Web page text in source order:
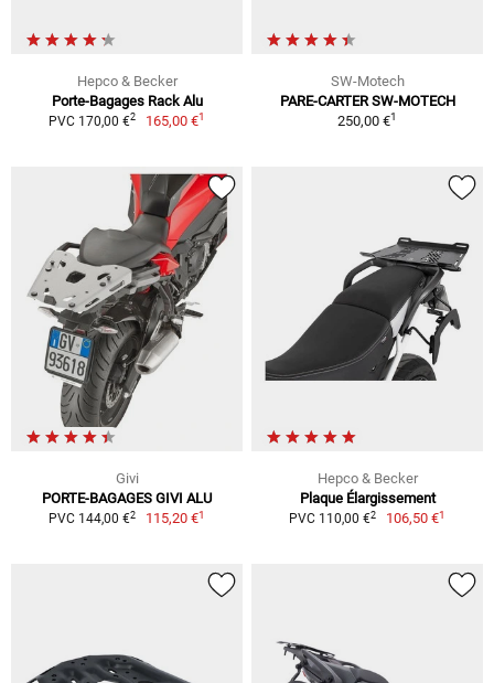
Hepco & Becker
Porte-Bagages Rack Alu
PVC 170,00 €2 165,00 €1
SW-Motech
PARE-CARTER SW-MOTECH
250,00 €1
Givi
PORTE-BAGAGES GIVI ALU
PVC 144,00 €2 115,20 €1
Hepco & Becker
Plaque Élargissement
PVC 110,00 €2 106,50 €1